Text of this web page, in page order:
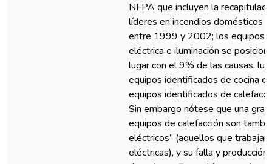
NFPA que incluyen la
líderes en incendios domésticos
entre 1999 y 2002; los equipos
eléctrica e iluminación se
lugar con el 9% de las causas,
equipos identificados de cocina
equipos identificados de
Sin embargo nótese que una
equipos de calefacción son
eléctricos” (aquellos que
eléctricas), y su falla y producción